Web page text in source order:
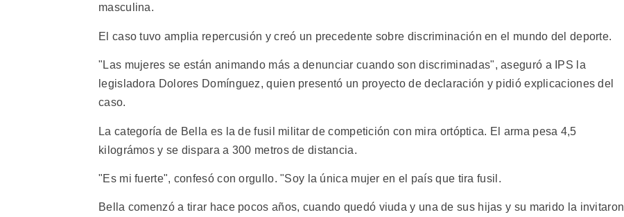
masculina.
El caso tuvo amplia repercusión y creó un precedente sobre discriminación en el mundo del deporte.
"Las mujeres se están animando más a denunciar cuando son discriminadas", aseguró a IPS la
legisladora Dolores Domínguez, quien presentó un proyecto de declaración y pidió explicaciones del
caso.
La categoría de Bella es la de fusil militar de competición con mira ortóptica. El arma pesa 4,5
kilográmos y se dispara a 300 metros de distancia.
"Es mi fuerte", confesó con orgullo. "Soy la única mujer en el país que tira fusil.
Bella comenzó a tirar hace pocos años, cuando quedó viuda y una de sus hijas y su marido la invitaron